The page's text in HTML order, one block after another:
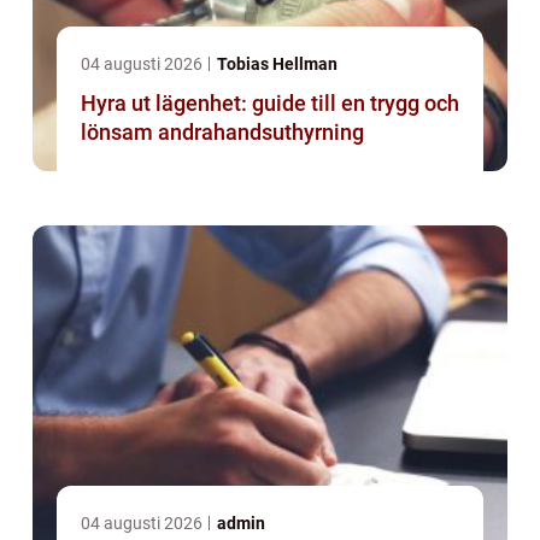
04 augusti 2026 Tobias Hellman
Hyra ut lägenhet: guide till en trygg och
lönsam andrahandsuthyrning
04 augusti 2026 admin